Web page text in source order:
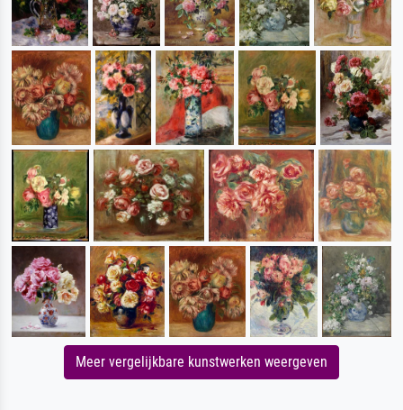
Meer vergelijkbare kunstwerken weergeven